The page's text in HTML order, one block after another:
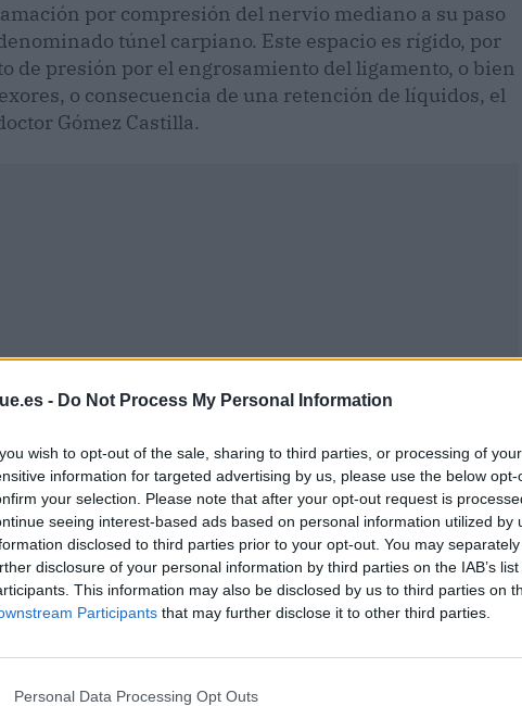
- Do Not Process My Personal Information
wish to opt-out of the sale, sharing to third parties, or processing of
information for targeted advertising by us, please use the below
your selection. Please note that after your opt-out request is
seeing interest-based ads based on personal information utilized by
disclosed to third parties prior to your opt-out. You may
disclosure of your personal information by third parties on the IAB’s
This information may also be disclosed by us to third parties on
Participants that may further disclose it to other third parties.
Personal Data Processing Opt Outs
por compresión del nervio mediano a su paso
túnel carpiano. Este espacio es rígido, por
de presión por el engrosamiento del ligamento, o bien
o consecuencia de una retención de líquidos, el
Gómez Castilla.
Publicidad